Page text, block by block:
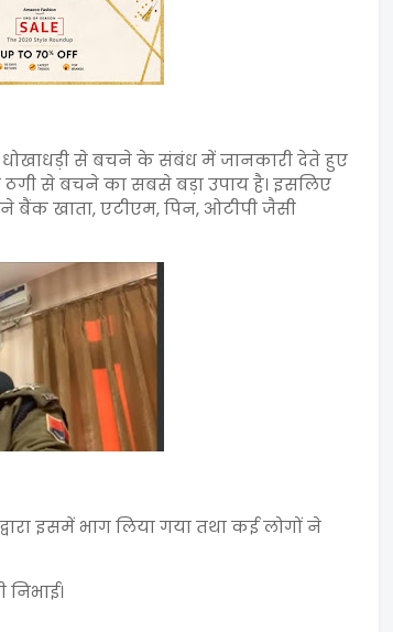
से बचने के संबंध में जानकारी देते हुए
से बचने का सबसे बड़ा उपाय है। इसलिए
खाता, एटीएम, पिन, ओटीपी जैसी
इसमें भाग लिया गया तथा कई लोगों ने